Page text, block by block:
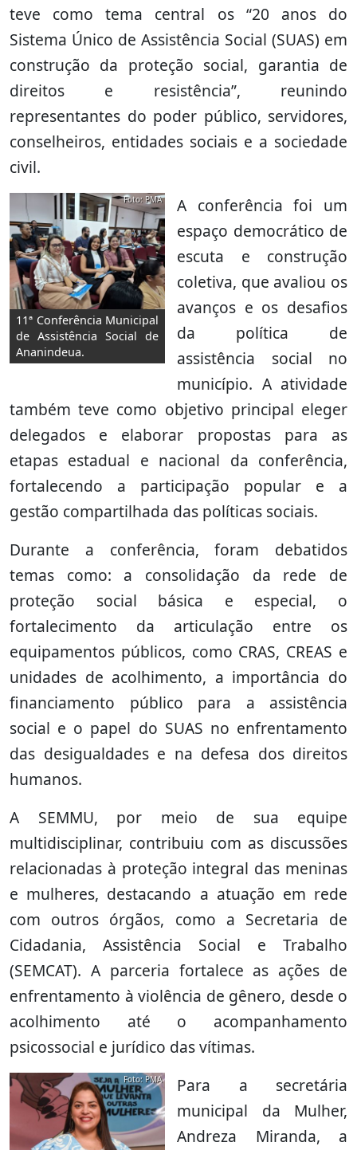
teve como tema central os “20 anos do
Sistema Único de Assistência Social (SUAS) em
construção da proteção social, garantia de
direitos e resistência”, reunindo
representantes do poder público, servidores,
conselheiros, entidades sociais e a sociedade
civil.
11ª Conferência Municipal
de Assistência Social de
Ananindeua.
Foto: PMA
A conferência foi um
espaço democrático de
escuta e construção
coletiva, que avaliou os
avanços e os desafios
da política de
assistência social no
município. A atividade
também teve como objetivo principal eleger
delegados e elaborar propostas para as
etapas estadual e nacional da conferência,
fortalecendo a participação popular e a
gestão compartilhada das políticas sociais.
Durante a conferência, foram debatidos
temas como: a consolidação da rede de
proteção social básica e especial, o
fortalecimento da articulação entre os
equipamentos públicos, como CRAS, CREAS e
unidades de acolhimento, a importância do
financiamento público para a assistência
social e o papel do SUAS no enfrentamento
das desigualdades e na defesa dos direitos
humanos.
A SEMMU, por meio de sua equipe
multidisciplinar, contribuiu com as discussões
relacionadas à proteção integral das meninas
e mulheres, destacando a atuação em rede
com outros órgãos, como a Secretaria de
Cidadania, Assistência Social e Trabalho
(SEMCAT). A parceria fortalece as ações de
enfrentamento à violência de gênero, desde o
acolhimento até o acompanhamento
psicossocial e jurídico das vítimas.
Foto: PMA
Para a secretária
municipal da Mulher,
Andreza Miranda, a